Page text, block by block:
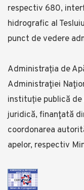
respectiv 680,
hidrografic al
punct de vedere
Administrația de
Administraţiei
instituție publică
juridică, finanţată
coordonarea
apelor, respectiv